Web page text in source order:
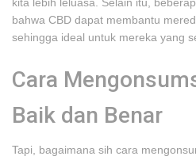
bahwa CBD dapat membantu
sehingga ideal untuk mereka yang
Cara
Baik dan Benar
Tapi, bagaimana sih cara